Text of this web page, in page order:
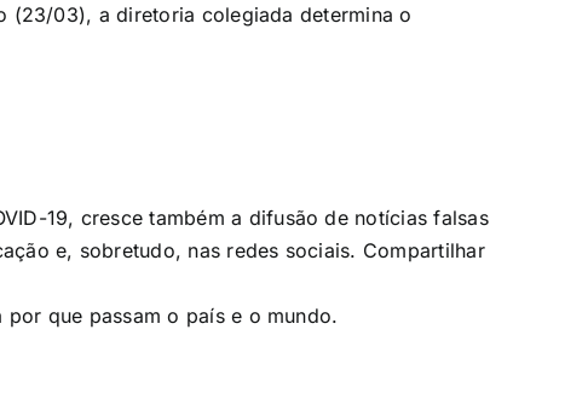
(23/03), a diretoria colegiada determina o
19, cresce também a difusão de notícias falsas
e, sobretudo, nas redes sociais. Compartilhar
que passam o país e o mundo.